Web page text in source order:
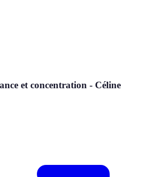
et concentration - Céline